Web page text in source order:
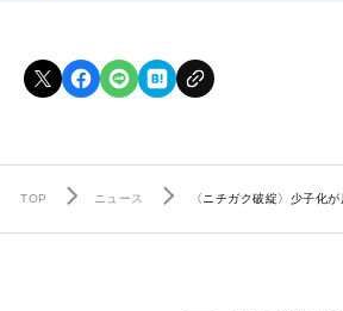
TOP ニュース 〈ニチガク破綻〉少子化